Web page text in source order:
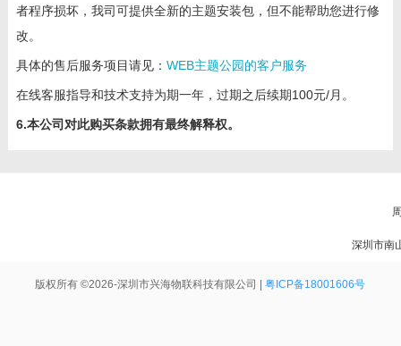
者程序损坏，我司可提供全新的主题安装包，但不能帮助您进行修
改。
具体的售后服务项目请见： WEB主题公园的客户服务
在线客服指导和技术支持为期一年，过期之后续期100元/月。
6.本公司对此购买条款拥有最终解释权。
深圳市南
版权所有 ©2026-深圳市兴海物联科技有限公司 |粤ICP备18001606号